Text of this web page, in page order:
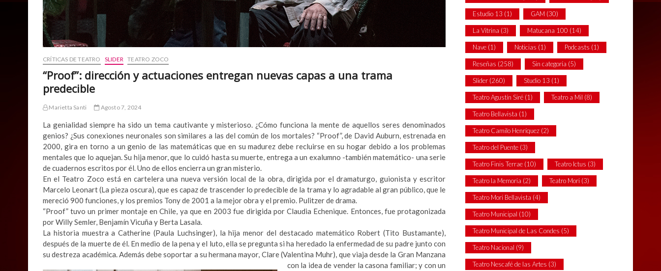
CRÍTICAS DE TEATRO SLIDER TEATRO ZOCO
“Proof”: dirección y actuaciones entregan nuevas capas a una trama
predecible
Marietta Santi Agosto 7, 2024
La genialidad siempre ha sido un tema cautivante y misterioso. ¿Cómo funciona la mente de aquellos seres denominados
genios? ¿Sus conexiones neuronales son similares a las del común de los mortales? “Proof”, de David Auburn, estrenada en
2000, gira en torno a un genio de las matemáticas que en su madurez debe recluirse en su hogar debido a los problemas
mentales que lo aquejan. Su hija menor, que lo cuidó hasta su muerte, entrega a un exalumno -también matemático- una serie
de cuadernos escritos por él. Uno de ellos encierra un gran misterio.
En el Teatro Zoco está en cartelera una nueva versión local de la obra, dirigida por el dramaturgo, guionista y escritor
Marcelo Leonart (La pieza oscura), que es capaz de trascender lo predecible de la trama y lo agradable al gran público, que le
mereció 900 funciones, y los premios Tony de 2001 a la mejor obra y el premio. Pulitzer de drama.
“Proof” tuvo un primer montaje en Chile, ya que en 2003 fue dirigida por Claudia Echenique. Entonces, fue protagonizada
por Willy Semler, Benjamín Vicuña y Berta Lasala.
La historia muestra a Catherine (Paula Luchsinger), la hija menor del destacado matemático Robert (Tito Bustamante),
después de la muerte de él. En medio de la pena y el luto, ella se pregunta si ha heredado la enfermedad de su padre junto con
su destreza académica. Además debe soportar a su hermana mayor, Clare (Valentina Muhr), que viaja desde la Gran Manzana
con la idea de vender la casona familiar; y con un
Estudio 13 (1) GAM (30)
La Vitrina (3) Matucana 100 (14)
Nave (1) Noticias (1) Podcasts (1)
Reseñas (258) Sin categoría (5)
Slider (260) Studio 13 (1)
Teatro Agustín Siré (1) Teatro a Mil (8)
Teatro Bellavista (1)
Teatro Camilo Henríquez (2)
Teatro del Puente (3)
Teatro Finis Terrae (10) Teatro Ictus (3)
Teatro la Memoria (2) Teatro Mori (3)
Teatro Mori Bellavista (4)
Teatro Municipal (10)
Teatro Municipal de Las Condes (5)
Teatro Nacional (9)
Teatro Nescafé de las Artes (3)